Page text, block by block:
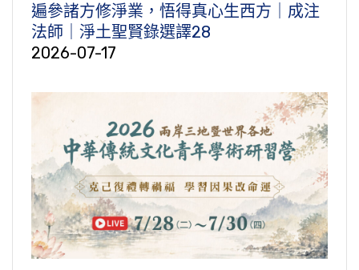
遍參諸方修淨業，悟得真心生西方｜成注
法師｜淨土聖賢錄選譯28
2026-07-17